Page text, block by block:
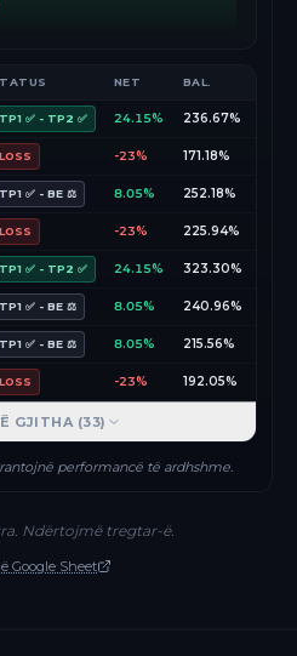
NET BAL.
TP1 ✅ - TP2 ✅ 24.15% 236.67%
LOSS -23% 171.18%
TP1 ✅ - BE ⚖️ 8.05% 252.18%
LOSS -23% 225.94%
TP1 ✅ - TP2 ✅ 24.15% 323.30%
TP1 ✅ - BE ⚖️ 8.05% 240.96%
TP1 ✅ - BE ⚖️ 8.05% 215.56%
LOSS -23% 192.05%
GJITHA (33)
performancë të ardhshme.
Ndërtojmë tregtar-ë.
Google Sheet